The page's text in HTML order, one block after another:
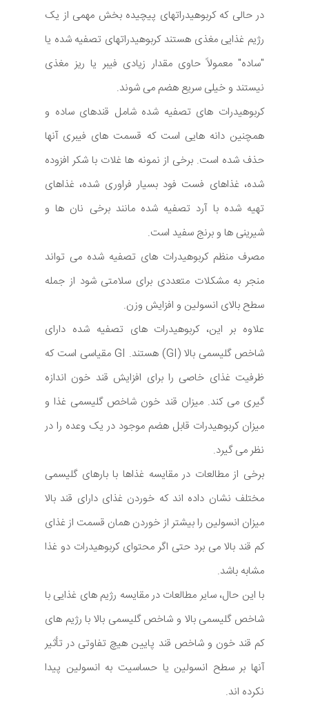
در حالی که کربوهیدراتهای پیچیده بخش مهمی از یک
رژیم غذایی مغذی هستند کربوهیدراتهای تصفیه شده یا
"ساده" معمولاً حاوی مقدار زیادی فیبر یا ریز مغذی
نیستند و خیلی سریع هضم می شوند.
کربوهیدرات های تصفیه شده شامل قندهای ساده و
همچنین دانه هایی است که قسمت های فیبری آنها
حذف شده است. برخی از نمونه ها غلات با شکر افزوده
شده، غذاهای فست فود بسیار فراوری شده، غذاهای
تهیه شده با آرد تصفیه شده مانند برخی نان ها و
شیرینی ها و برنج سفید است.
مصرف منظم کربوهیدرات های تصفیه شده می تواند
منجر به مشکلات متعددی برای سلامتی شود از جمله
سطح بالای انسولین و افزایش وزن.
علاوه بر این، کربوهیدرات های تصفیه شده دارای
شاخص گلیسمی بالا (GI) هستند. GI مقیاسی است که
ظرفیت غذای خاصی را برای افزایش قند خون اندازه
گیری می کند. میزان قند خون شاخص گلیسمی غذا و
میزان کربوهیدرات قابل هضم موجود در یک وعده را در
نظر می گیرد.
برخی از مطالعات در مقایسه غذاها با بارهای گلیسمی
مختلف نشان داده اند که خوردن غذای دارای قند بالا
میزان انسولین را بیشتر از خوردن همان قسمت از غذای
کم قند بالا می برد حتی اگر محتوای کربوهیدرات دو غذا
مشابه باشد.
با این حال، سایر مطالعات در مقایسه رژیم های غذایی با
شاخص گلیسمی بالا و شاخص گلیسمی بالا با رژیم های
کم قند خون و شاخص قند پایین هیچ تفاوتی در تأثیر
آنها بر سطح انسولین یا حساسیت به انسولین پیدا
نکرده اند.